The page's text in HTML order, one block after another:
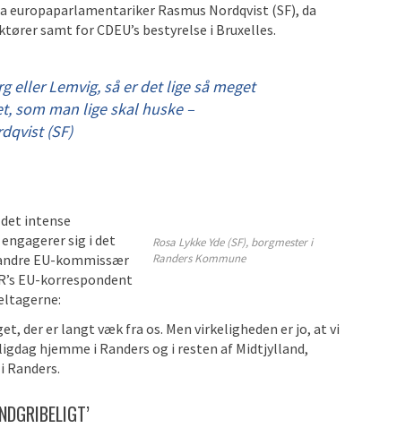
europaparlamentariker Rasmus Nordqvist (SF), da
samt for CDEU’s bestyrelse i Bruxelles.
eller Lemvig, så er det lige så meget
som man lige skal huske –
(SF)
Rosa Lykke Yde (SF), borgmester i
Randers Kommune
intense
sig i det
EU-kommissær
EU-korrespondent
der er langt væk fra os. Men virkeligheden er jo, at vi
hjemme i Randers og i resten af Midtjylland,
Randers.